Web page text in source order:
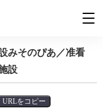
みそのぴあ／准看
設
URLをコピー